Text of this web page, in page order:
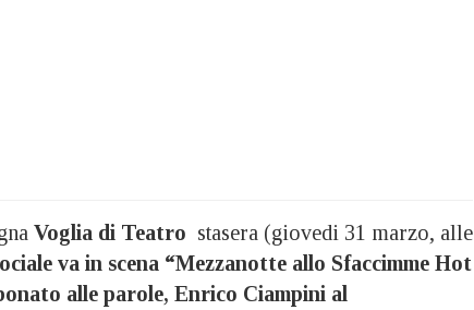
Voglia di Teatro stasera (giovedi 31 marzo, alle
va in scena “Mezzanotte allo Sfaccimme Hot
alle parole, Enrico Ciampini al